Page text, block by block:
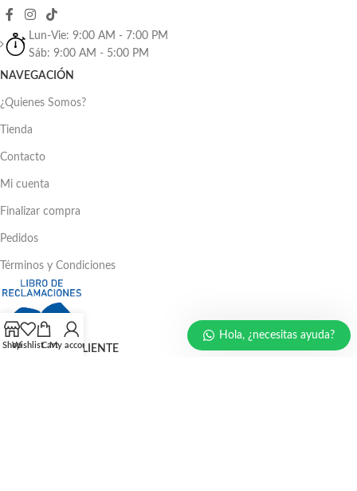
Lun-Vie: 9:00 AM - 7:00 PM
Sáb: 9:00 AM - 5:00 PM
NAVEGACIÓN
¿Quienes Somos?
Tienda
Contacto
Mi cuenta
Finalizar compra
Pedidos
Términos y Condiciones
ATENCIÓN AL CLIENTE
ShopWishlistCartMy account
Hola, ¿necesitas ayuda?